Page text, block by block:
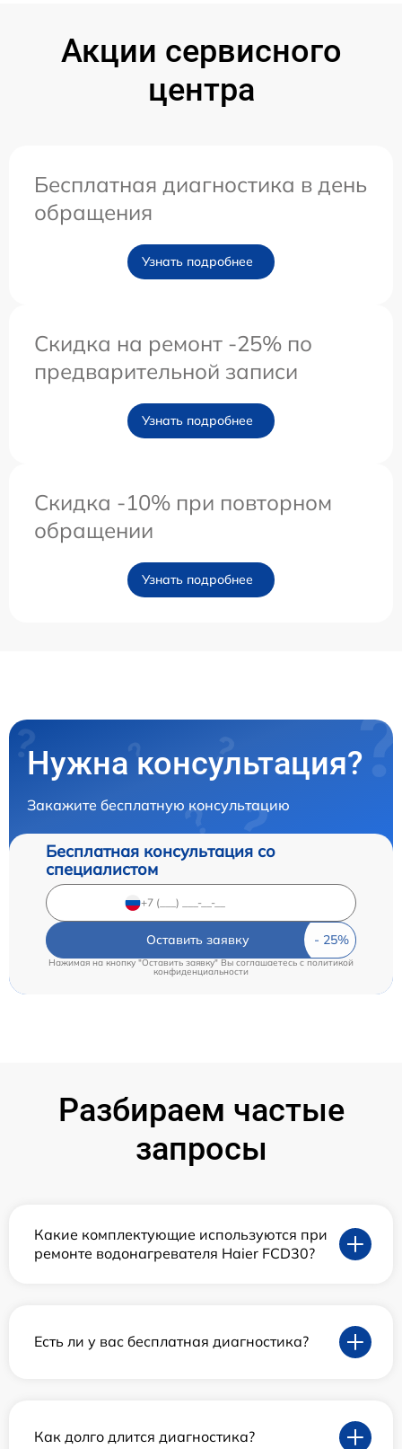
Акции сервисного
центра
Бесплатная диагностика в день
обращения
Узнать подробнее
Скидка на ремонт -25% по
предварительной записи
Узнать подробнее
Скидка -10% при повторном
обращении
Узнать подробнее
Нужна консультация?
Закажите бесплатную консультацию
Бесплатная консультация со
специалистом
Оставить заявку
Нажимая на кнопку "Оставить заявку" Вы соглашаетесь cполитикой
конфиденциальности
Разбираем частые
запросы
Какие комплектующие используются при
ремонте водонагревателя Haier FCD30?
Есть ли у вас бесплатная диагностика?
Как долго длится диагностика?